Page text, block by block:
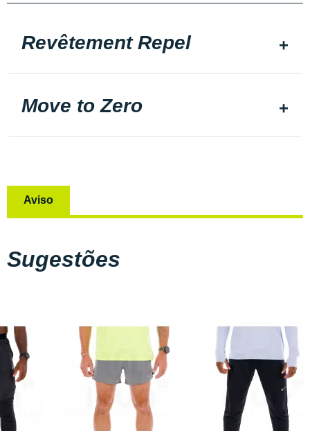
Revêtement Repel
Move to Zero
Aviso
Sugestões